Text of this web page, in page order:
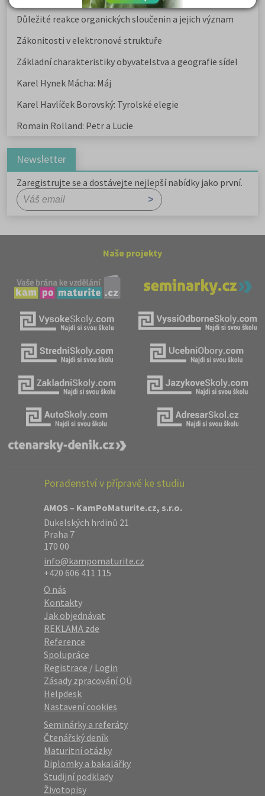
Důležité reakce organických sloučenin a jejich význam
Zákonitosti v elektronové struktuře
Základní charakteristiky obyvatelstva a geografie sídel
Karel Hynek Mácha: Máj
Karel Havlíček Borovský: Tyrolské elegie
Romain Rolland: Petr a Lucie
Newsletter
Zaregistrujte se a dostávejte nejlepší nabídky jako první.
Naše projekty
Poradenství v přípravě ke studiu
AMOS – KamPoMaturite.cz, s.r.o.
Dukelských hrdinů 21
Praha 7
170 00
info@kampomaturite.cz
+420 606 411 115
O nás
Kontakty
Jak objednávat
REKLAMA zde
Reference
Spolupráce
Registrace / Login
Zásady zpracování OÚ
Helpdesk
Nastavení cookies
Seminárky a referáty
Čtenářský deník
Maturitní otázky
Diplomky a bakalářky
Studijní podklady
Životopisy